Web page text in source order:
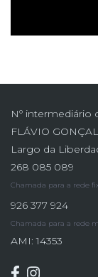
Nº intermediário
FLÁVIO
Largo da
268 085 089
Chamada para a rede
926 377 924
Chamada para a rede
AMI: 14353